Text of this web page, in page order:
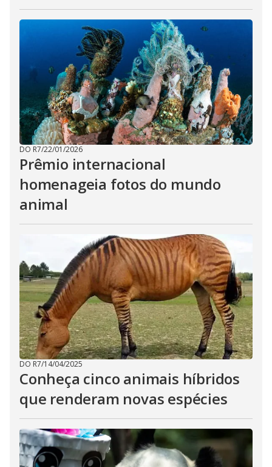
DO R7/22/01/2026
Prêmio internacional
homenageia fotos do mundo
animal
DO R7/14/04/2025
Conheça cinco animais híbridos
que renderam novas espécies